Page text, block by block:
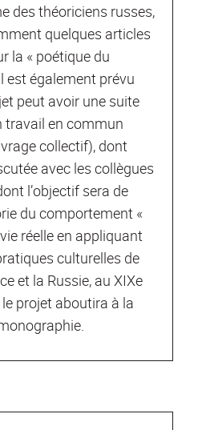
des théoriciens russes,
quelques articles
la « poétique du
est également prévu
peut avoir une suite
travail en commun
collectif), dont
avec les collègues
l’objectif sera de
du comportement «
réelle en appliquant
culturelles de
et la Russie, au XIXe
projet aboutira à la